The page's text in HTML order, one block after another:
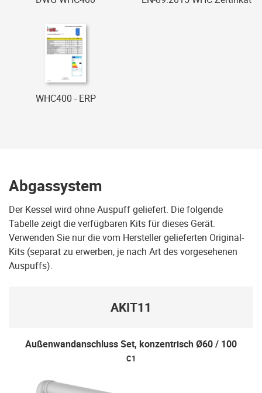
WHC400 - ERP
Abgassystem
Der Kessel wird ohne Auspuff geliefert. Die folgende
Tabelle zeigt die verfügbaren Kits für dieses Gerät.
Verwenden Sie nur die vom Hersteller gelieferten Original-
Kits (separat zu erwerben, je nach Art des vorgesehenen
Auspuffs).
AKIT11
Außenwandanschluss Set, konzentrisch Ø60 / 100
C1